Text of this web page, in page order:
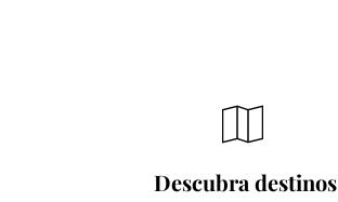
Descubra destinos